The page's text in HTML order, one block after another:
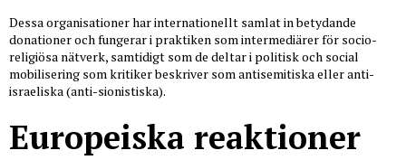
Dessa organisationer har internationellt samlat in betydande
donationer och fungerar i praktiken som intermediärer för socio-
religiösa nätverk, samtidigt som de deltar i politisk och social
mobilisering som kritiker beskriver som antisemitiska eller anti-
israeliska (anti-sionistiska).
Europeiska reaktioner